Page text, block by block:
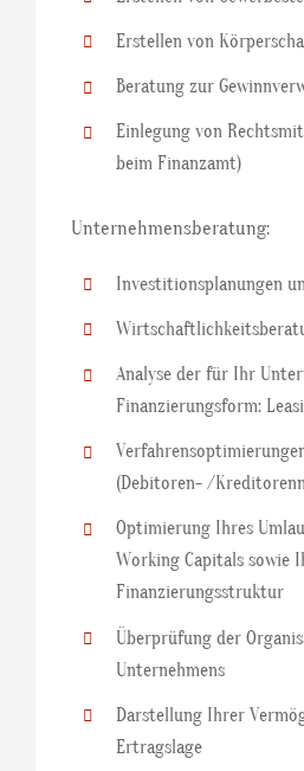
Erstellen von
Beratung zur
Einlegung von
beim Finanzamt)
Unternehmensberatung:
Investitionsplanungen
Analyse der für Ihr
Finanzierungsform:
(Debitoren- /
Optimierung Ihres
Working Capitals sowie
Finanzierungsstruktur
Überprüfung der
Unternehmens
Darstellung Ihrer
Ertragslage